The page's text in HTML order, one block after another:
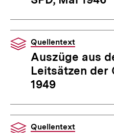
Quellentext
Auszüge aus
Leitsätzen der
1949
Quellentext